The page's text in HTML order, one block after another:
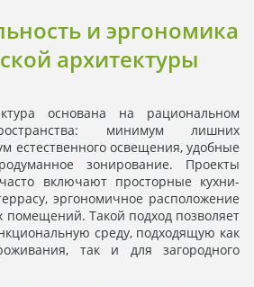
и эргономика
архитектуры
основана на рациональном
минимум лишних
естественного освещения, удобные
зонирование. Проекты
включают просторные кухни-
эргономичное расположение
помещений. Такой подход позволяет
среду, подходящую как
так и для загородного